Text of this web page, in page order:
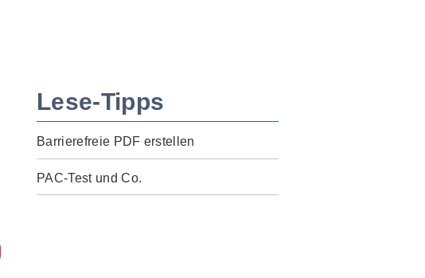
Lese-Tipps
Barrierefreie PDF erstellen
PAC-Test und Co.